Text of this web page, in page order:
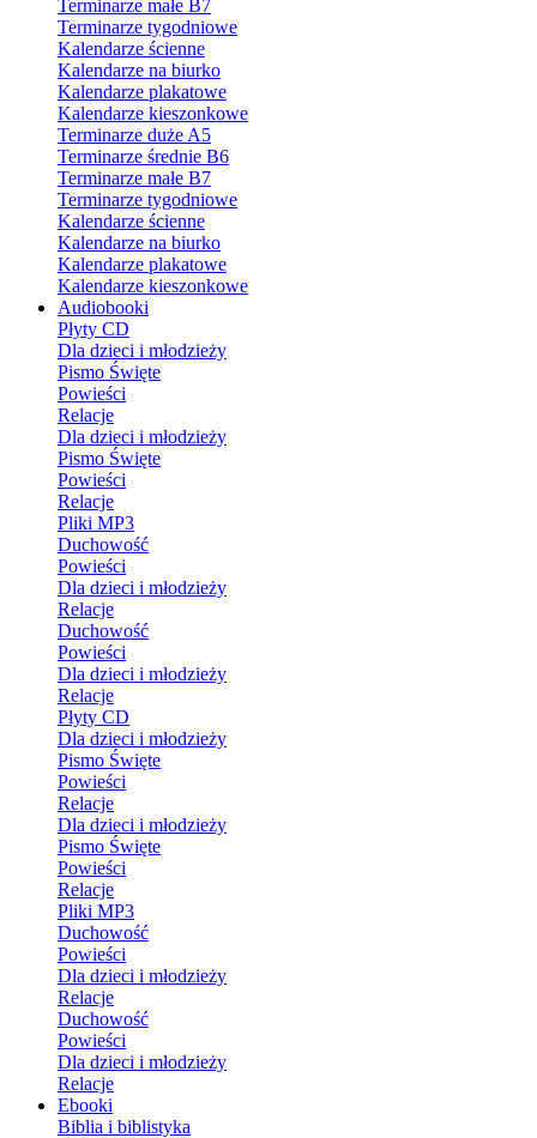
Terminarze małe B7
Terminarze tygodniowe
Kalendarze ścienne
Kalendarze na biurko
Kalendarze plakatowe
Kalendarze kieszonkowe
Terminarze duże A5
Terminarze średnie B6
Terminarze małe B7
Terminarze tygodniowe
Kalendarze ścienne
Kalendarze na biurko
Kalendarze plakatowe
Kalendarze kieszonkowe
Audiobooki
Płyty CD
Dla dzieci i młodzieży
Pismo Święte
Powieści
Relacje
Dla dzieci i młodzieży
Pismo Święte
Powieści
Relacje
Pliki MP3
Duchowość
Powieści
Dla dzieci i młodzieży
Relacje
Duchowość
Powieści
Dla dzieci i młodzieży
Relacje
Płyty CD
Dla dzieci i młodzieży
Pismo Święte
Powieści
Relacje
Dla dzieci i młodzieży
Pismo Święte
Powieści
Relacje
Pliki MP3
Duchowość
Powieści
Dla dzieci i młodzieży
Relacje
Duchowość
Powieści
Dla dzieci i młodzieży
Relacje
Ebooki
Biblia i biblistyka